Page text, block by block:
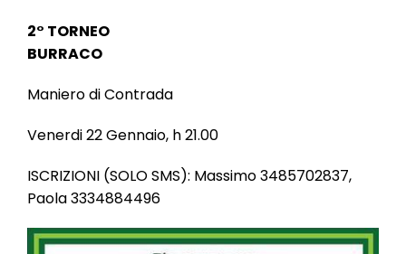
2° TORNEO
BURRACO
Maniero di Contrada
Venerdi 22 Gennaio, h 21.00
ISCRIZIONI (SOLO SMS): Massimo 3485702837,
Paola 3334884496